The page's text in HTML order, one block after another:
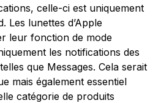
celle-ci est uniquement
Les lunettes d’Apple
leur fonction de mode
les notifications des
que Messages. Cela serait
mais également essentiel
catégorie de produits